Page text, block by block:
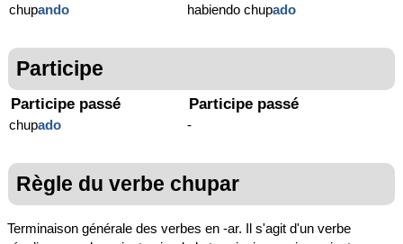
chupando habiendo chupado
Participe
Participe passé
chupado
Participe passé
-
Règle du verbe chupar
Terminaison générale des verbes en -ar. Il s'agit d'un verbe